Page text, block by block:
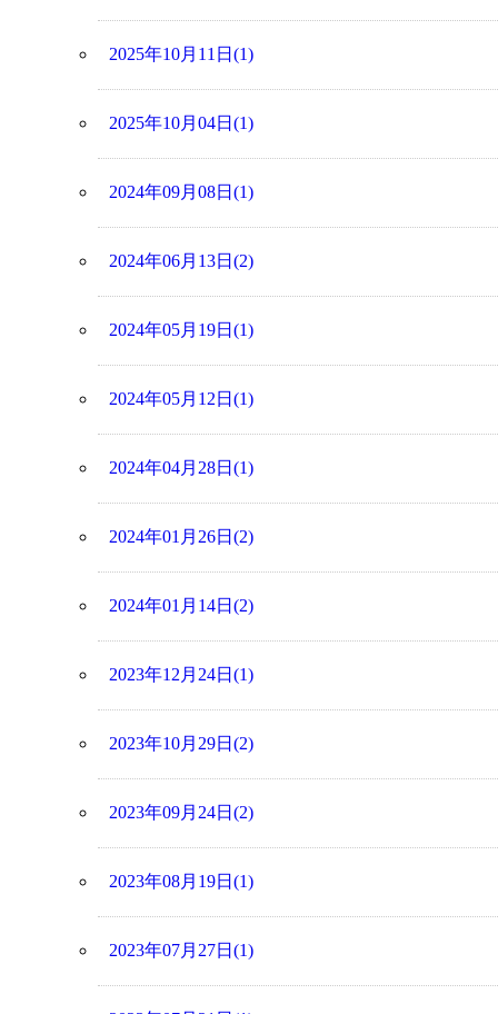
2025年10月11日(1)
2025年10月04日(1)
2024年09月08日(1)
2024年06月13日(2)
2024年05月19日(1)
2024年05月12日(1)
2024年04月28日(1)
2024年01月26日(2)
2024年01月14日(2)
2023年12月24日(1)
2023年10月29日(2)
2023年09月24日(2)
2023年08月19日(1)
2023年07月27日(1)